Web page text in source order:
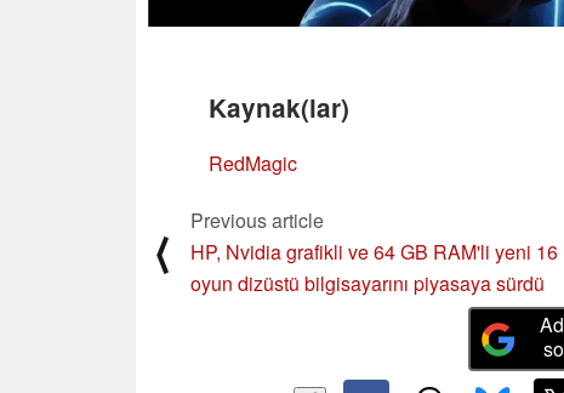
Kaynak(lar)
RedMagic
⟨
Previous article
HP, Nvidia grafikli ve 64 GB RAM'li yeni 16
oyun dizüstü bilgisayarını piyasaya sürdü